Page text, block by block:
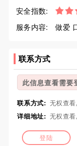
安全指数:
服务内容:
做爱
联系方式
此信息查看需要
联系方式: 无权查
详细地址: 无权查
登陆